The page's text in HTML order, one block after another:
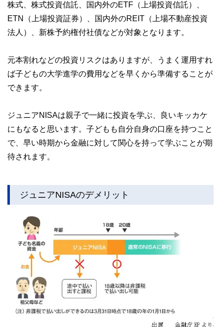
株式、株式投資信託、国内外のETF（上場投資信託）、
ETN（上場投資証券）、国内外のREIT（上場不動産投資
法人）、新株予約権付社債などが対象となります。
元本割れなどの投資リスクはありますが、うまく運用すれ
ば子どもの大学進学の費用などを早くから準備することが
できます。
ジュニアNISAは親子で一緒に投資を学ぶ、良いキッカケ
にもなると思います。子どもも自分自身の口座を持つこと
で、早い時期から金融に対して関心を持って学ぶことが期
待されます。
ジュニアNISAのデメリット